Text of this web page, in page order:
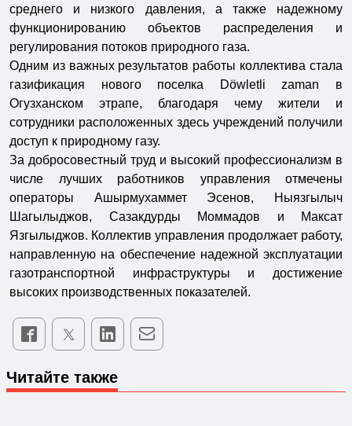
среднего и низкого давления, а также надежному
функционированию объектов распределения и
регулирования потоков природного газа.
Одним из важных результатов работы коллектива стала
газификация нового поселка Döwletli zaman в
Огузханском этрапе, благодаря чему жители и
сотрудники расположенных здесь учреждений получили
доступ к природному газу.
За добросовестный труд и высокий профессионализм в
числе лучших работников управления отмечены
операторы Ашырмухаммет Эсенов, Ныязгылыч
Шагылыджов, Сазакдурды Моммадов и Максат
Язгылыджов. Коллектив управления продолжает работу,
направленную на обеспечение надежной эксплуатации
газотранспортной инфраструктуры и достижение
высоких производственных показателей.
Читайте также